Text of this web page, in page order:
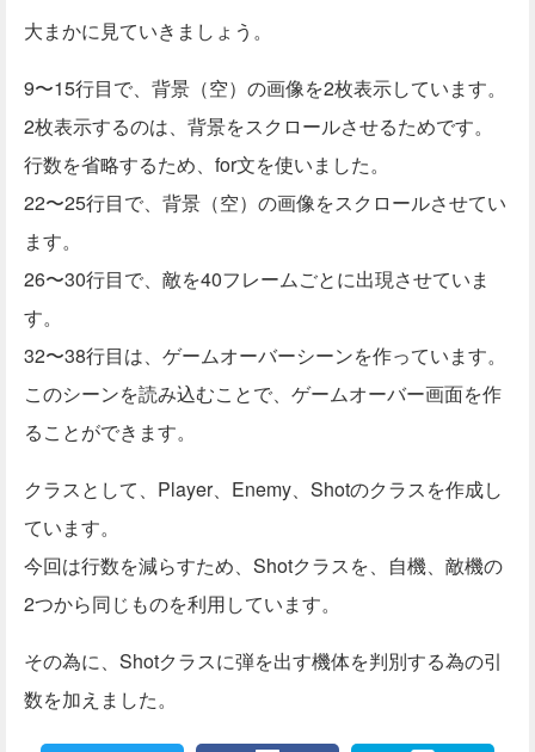
      }
        enemies[game.frame] = new Enemy(50,50);
        enemies[game.frame].extence = true;
      }
    game.gameoverScene = function() {
      var scene = new Scene();
      label.moveTo(120,160);
      scene.addChild(label);
    };
  };
};
  initialize: function() {
    this.moveTo(135,200);
    this.image = game.assets['img/FC-1.png'];
    px = e.x - this.x; py = e.y - this.y;
    gameScene.addChild(shot);
  }, ontouchmove: function(e) {
    this.x = e.x - px; this.y = e.y - py;
大まかに見ていきましょう。
9〜15行目で、背景（空）の画像を2枚表示しています。
2枚表示するのは、背景をスクロールさせるためです。
行数を省略するため、for文を使いました。
22〜25行目で、背景（空）の画像をスクロールさせてい
ます。
26〜30行目で、敵を40フレームごとに出現させていま
す。
32〜38行目は、ゲームオーバーシーンを作っています。
このシーンを読み込むことで、ゲームオーバー画面を作
ることができます。
クラスとして、Player、Enemy、Shotのクラスを作成し
ています。
今回は行数を減らすため、Shotクラスを、自機、敵機の
2つから同じものを利用しています。
その為に、Shotクラスに弾を出す機体を判別する為の引
数を加えました。